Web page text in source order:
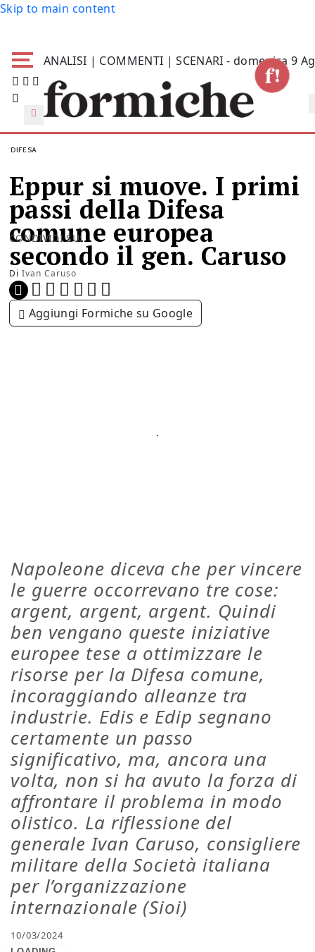
Skip to main content
ANALISI | COMMENTI | SCENARI - domenica 9
DIFESA
Eppur si muove. I primi
passi della Difesa
comune europea
secondo il gen. Caruso
Di Ivan Caruso
CONDIVIDI SU:
Aggiungi Formiche su Google
Napoleone diceva che per vincere
le guerre occorrevano tre cose:
argent, argent, argent. Quindi
ben vengano queste iniziative
europee tese a ottimizzare le
risorse per la Difesa comune,
incoraggiando alleanze tra
industrie. Edis e Edip segnano
certamente un passo
significativo, ma, ancora una
volta, non si ha avuto la forza di
affrontare il problema in modo
olistico. La riflessione del
generale Ivan Caruso, consigliere
militare della Società italiana
per l’organizzazione
internazionale (Sioi)
10/03/2024